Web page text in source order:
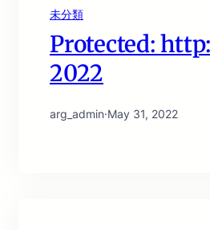
未分類
Protected:
2022
arg_admin·May 31, 2022